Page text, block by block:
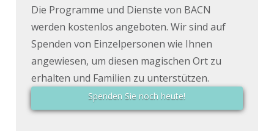
Die Programme und Dienste von BACN
werden kostenlos angeboten. Wir sind auf
Spenden von Einzelpersonen wie Ihnen
angewiesen, um diesen magischen Ort zu
erhalten und Familien zu unterstützen.
Spenden Sie noch heute!